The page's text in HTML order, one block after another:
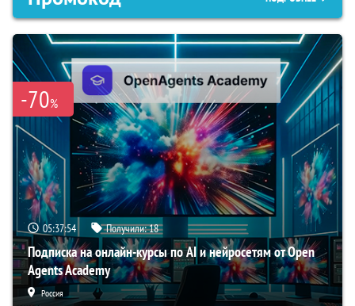
-70%
05:37:54 Получили:18
Подписка на онлайн-курсы по AI и нейросетям от Open
Agents Academy
Россия